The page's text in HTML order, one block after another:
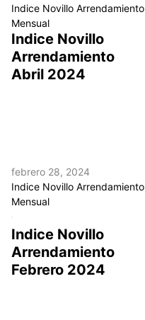
Indice Novillo Arrendamiento
Mensual
Indice Novillo
Arrendamiento
Abril 2024
febrero 28, 2024
Indice Novillo Arrendamiento
Mensual
Indice Novillo
Arrendamiento
Febrero 2024